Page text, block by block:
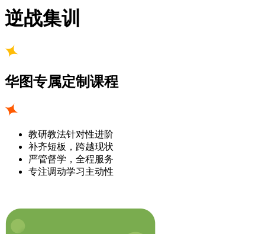
逆战集训
华图专属定制课程
教研教法针对性进阶
补齐短板，跨越现状
严管督学，全程服务
专注调动学习主动性